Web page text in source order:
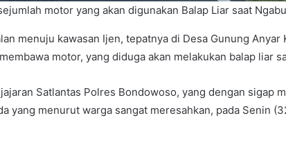
motor yang akan digunakan Balap Liar saat
menuju kawasan Ijen, tepatnya di Desa Gunung Anyar
motor, yang diduga akan melakukan balap liar
Satlantas Polres Bondowoso, yang dengan sigap
yang menurut warga sangat meresahkan, pada Senin